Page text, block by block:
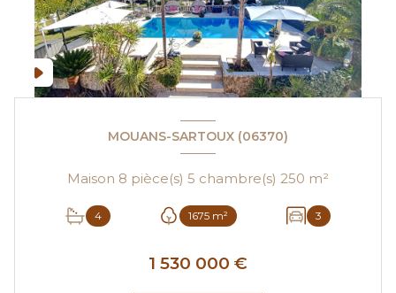
MOUANS-SARTOUX (06370)
Maison 8 pièce(s) 5 chambre(s) 250 m²
4 1675 m² 3
1 530 000 €